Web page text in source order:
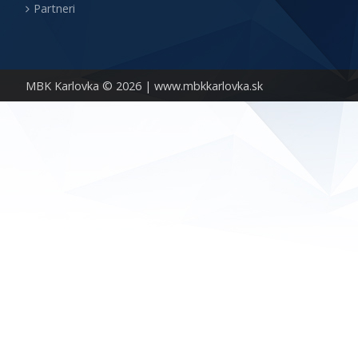
MBK Karlovka © 2026 | www.mbkkarlovka.sk
Partneri